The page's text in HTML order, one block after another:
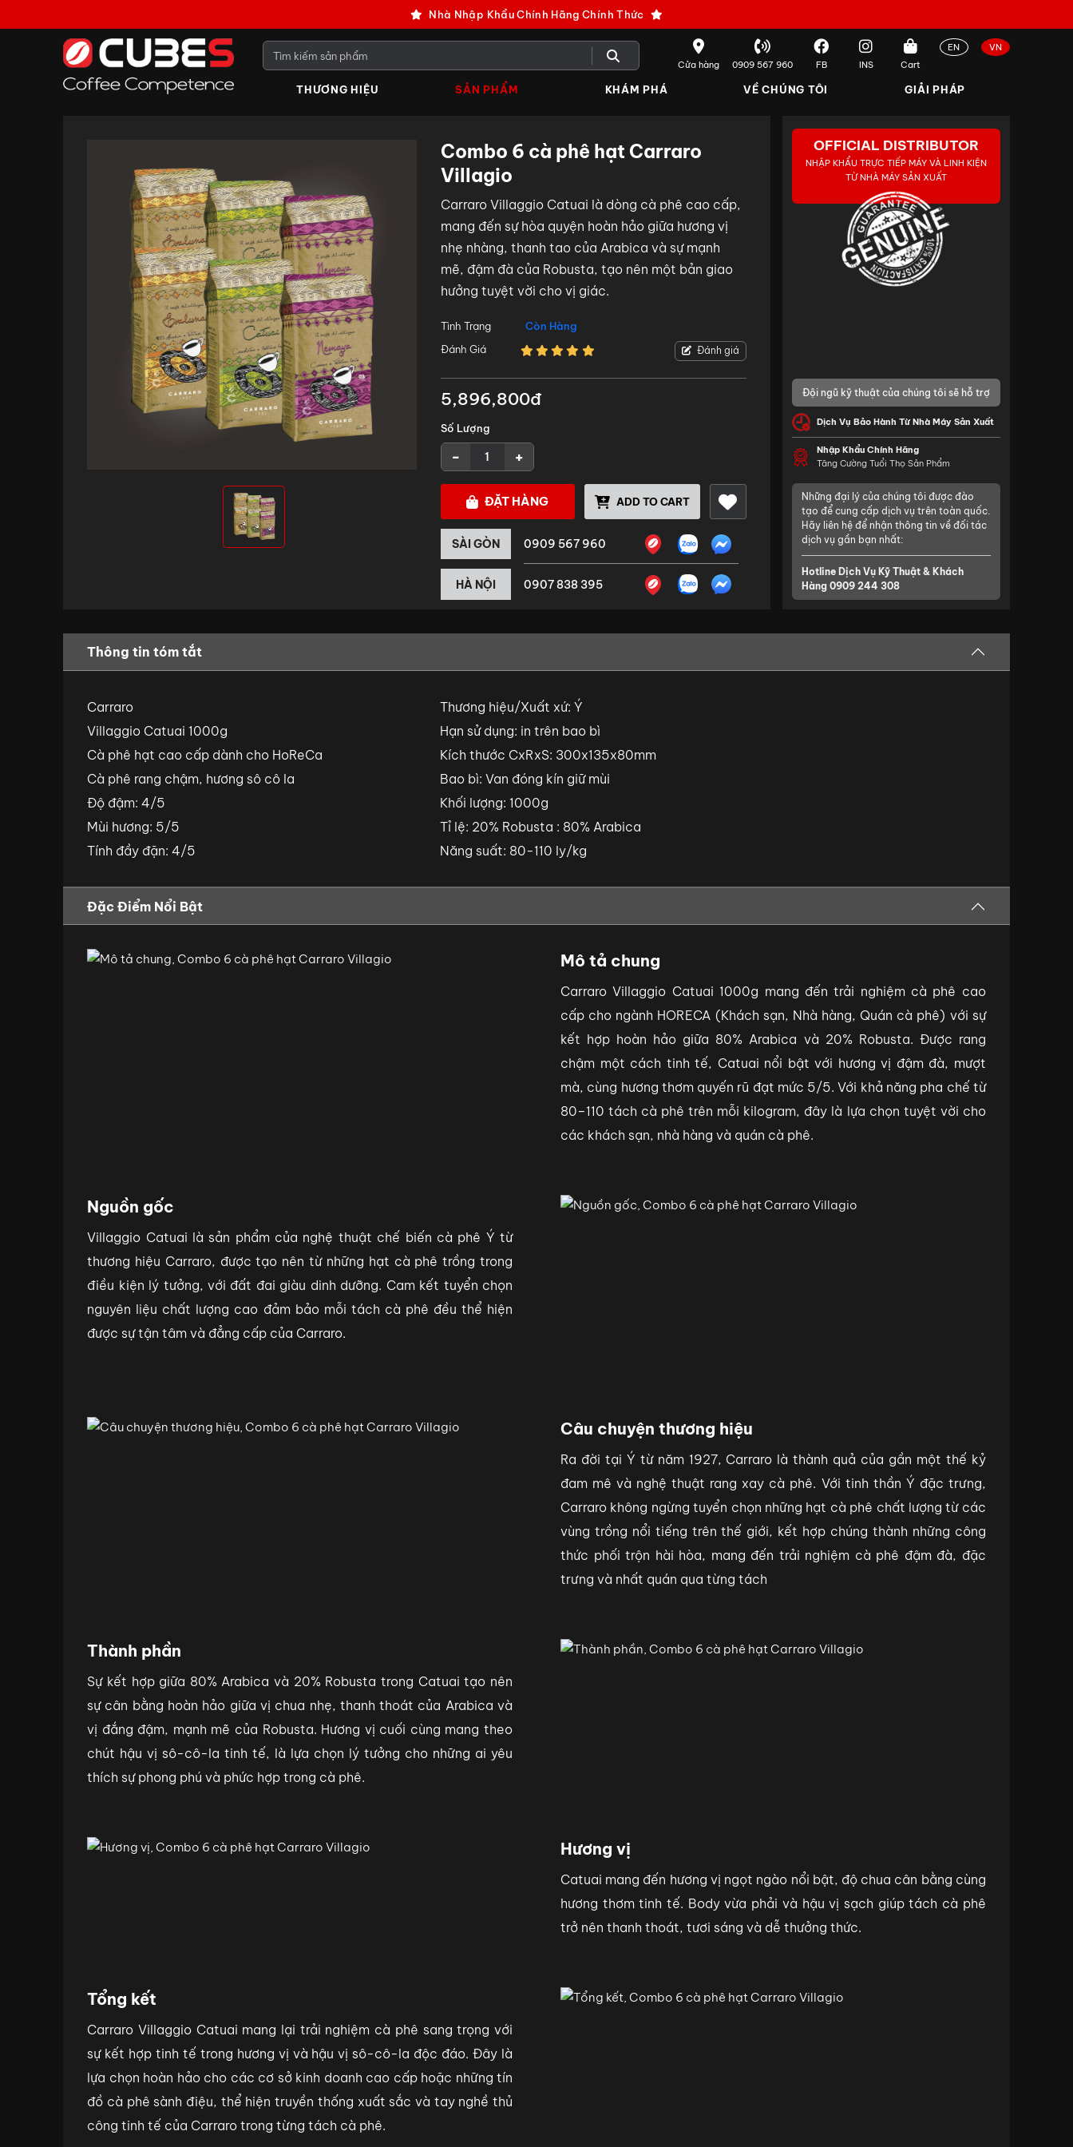
Nhà Nhập Khẩu Chính Hãng Chính Thức
Cửa hàng 0909 567 960 FB INS Cart
EN VN
THƯƠNG HIỆU SẢN PHẨM KHÁM PHÁ VỀ CHÚNG TÔI GIẢI PHÁP
Combo 6 cà phê hạt Carraro
Villagio
Carraro Villaggio Catuai là dòng cà phê cao cấp,
mang đến sự hòa quyện hoàn hảo giữa hương vị
nhẹ nhàng, thanh tao của Arabica và sự mạnh
mẽ, đậm đà của Robusta, tạo nên một bản giao
hưởng tuyệt vời cho vị giác.
Tình Trạng
Còn Hàng
Đánh Giá
Đánh giá
5,896,800đ
Số Lượng
- +
ĐẶT HÀNG ADD TO CART
SÀI GÒN 0909 567 960
HÀ NỘI 0907 838 395
OFFICIAL DISTRIBUTOR
NHẬP KHẨU TRỰC TIẾP MÁY VÀ LINH KIỆN
TỪ NHÀ MÁY SẢN XUẤT
Đội ngũ kỹ thuật của chúng tôi sẽ hỗ trợ
Dịch Vụ Bảo Hành Từ Nhà Máy Sản Xuất
Nhập Khẩu Chính Hãng
Tăng Cường Tuổi Thọ Sản Phẩm
Những đại lý của chúng tôi được đào
tạo để cung cấp dịch vụ trên toàn quốc.
Hãy liên hệ để nhận thông tin về đối tác
dịch vụ gần bạn nhất:
Hotline Dịch Vụ Kỹ Thuật & Khách
Hàng 0909 244 308
Thông tin tóm tắt
Carraro
Villaggio Catuai 1000g
Cà phê hạt cao cấp dành cho HoReCa
Cà phê rang chậm, hương sô cô la
Độ đậm: 4/5
Mùi hương: 5/5
Tính đầy đặn: 4/5
Thương hiệu/Xuất xứ: Ý
Hạn sử dụng: in trên bao bì
Kích thước CxRxS: 300x135x80mm
Bao bì: Van đóng kín giữ mùi
Khối lượng: 1000g
Tỉ lệ: 20% Robusta : 80% Arabica
Năng suất: 80-110 ly/kg
Đặc Điểm Nổi Bật
Mô tả chung
Carraro Villaggio Catuai 1000g mang đến trải nghiệm cà phê cao
cấp cho ngành HORECA (Khách sạn, Nhà hàng, Quán cà phê) với sự
kết hợp hoàn hảo giữa 80% Arabica và 20% Robusta. Được rang
chậm một cách tinh tế, Catuai nổi bật với hương vị đậm đà, mượt
mà, cùng hương thơm quyến rũ đạt mức 5/5. Với khả năng pha chế từ
80–110 tách cà phê trên mỗi kilogram, đây là lựa chọn tuyệt vời cho
các khách sạn, nhà hàng và quán cà phê.
Nguồn gốc
Villaggio Catuai là sản phẩm của nghệ thuật chế biến cà phê Ý từ
thương hiệu Carraro, được tạo nên từ những hạt cà phê trồng trong
điều kiện lý tưởng, với đất đai giàu dinh dưỡng. Cam kết tuyển chọn
nguyên liệu chất lượng cao đảm bảo mỗi tách cà phê đều thể hiện
được sự tận tâm và đẳng cấp của Carraro.
Câu chuyện thương hiệu
Ra đời tại Ý từ năm 1927, Carraro là thành quả của gần một thế kỷ
đam mê và nghệ thuật rang xay cà phê. Với tinh thần Ý đặc trưng,
Carraro không ngừng tuyển chọn những hạt cà phê chất lượng từ các
vùng trồng nổi tiếng trên thế giới, kết hợp chúng thành những công
thức phối trộn hài hòa, mang đến trải nghiệm cà phê đậm đà, đặc
trưng và nhất quán qua từng tách
Thành phần
Sự kết hợp giữa 80% Arabica và 20% Robusta trong Catuai tạo nên
sự cân bằng hoàn hảo giữa vị chua nhẹ, thanh thoát của Arabica và
vị đắng đậm, mạnh mẽ của Robusta. Hương vị cuối cùng mang theo
chút hậu vị sô-cô-la tinh tế, là lựa chọn lý tưởng cho những ai yêu
thích sự phong phú và phức hợp trong cà phê.
Hương vị
Catuai mang đến hương vị ngọt ngào nổi bật, độ chua cân bằng cùng
hương thơm tinh tế. Body vừa phải và hậu vị sạch giúp tách cà phê
trở nên thanh thoát, tươi sáng và dễ thưởng thức.
Tổng kết
Carraro Villaggio Catuai mang lại trải nghiệm cà phê sang trọng với
sự kết hợp tinh tế trong hương vị và hậu vị sô-cô-la độc đáo. Đây là
lựa chọn hoàn hảo cho các cơ sở kinh doanh cao cấp hoặc những tín
đồ cà phê sành điệu, thể hiện truyền thống xuất sắc và tay nghề thủ
công tinh tế của Carraro trong từng tách cà phê.